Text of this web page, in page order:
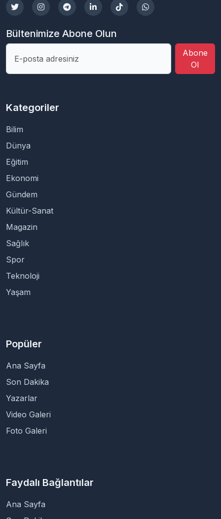
Bültenimize Abone Olun
Abone
Ol
Kategoriler
Bilim
Dünya
Eğitim
Ekonomi
Gündem
Kültür-Sanat
Magazin
Sağlık
Spor
Teknoloji
Yaşam
Popüler
Ana Sayfa
Son Dakika
Yazarlar
Video Galeri
Foto Galeri
Faydalı Bağlantılar
Ana Sayfa